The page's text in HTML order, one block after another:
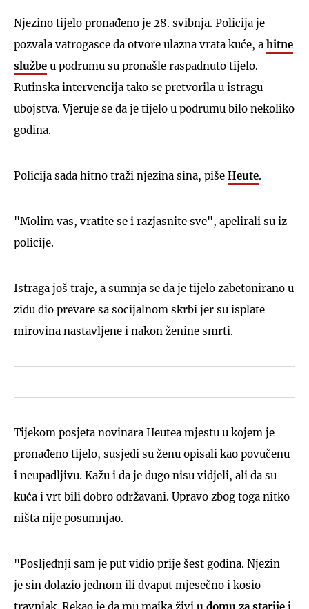
Njezino tijelo pronađeno je 28. svibnja. Policija je
pozvala vatrogasce da otvore ulazna vrata kuće, a hitne
službe u podrumu su pronašle raspadnuto tijelo.
Rutinska intervencija tako se pretvorila u istragu
ubojstva. Vjeruje se da je tijelo u podrumu bilo nekoliko
godina.
Policija sada hitno traži njezina sina, piše Heute.
"Molim vas, vratite se i razjasnite sve", apelirali su iz
policije.
Istraga još traje, a sumnja se da je tijelo zabetonirano u
zidu dio prevare sa socijalnom skrbi jer su isplate
mirovina nastavljene i nakon ženine smrti.
Tijekom posjeta novinara Heutea mjestu u kojem je
pronađeno tijelo, susjedi su ženu opisali kao povučenu
i neupadljivu. Kažu i da je dugo nisu vidjeli, ali da su
kuća i vrt bili dobro održavani. Upravo zbog toga nitko
ništa nije posumnjao.
"Posljednji sam je put vidio prije šest godina. Njezin
je sin dolazio jednom ili dvaput mjesečno i kosio
travnjak. Rekao je da mu majka živi u domu za starije i